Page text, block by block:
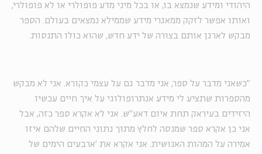
היהודי ומידע שנמצא בו, או בכל מיני מדע פופולרי או לא פופולרי,
ואותו אפשר לזקק ממאגרי מידע שממילא נמצאים בעולם. הספר
מבקש לארגן אותם בצורה של ידע חדש, שהוא כולו התנסות.
"כשאני מדבר על ספר, אני מדבר גם על עצמי כקורא. אני לא מבקש
מהספרות שתציע לי מידע אנתרופולוגי על איך חיים עכשיו
היזידים בעיראק תחת איום דאע"ש. אני לא אקרא ספר כזה, אבל
אני כן אקרא ספר שמנסה לחלץ מתוך נתוני החיים שלהם איזו
אמירה על המהות האנושית. אני אקרא את 'ארבעים הימים של